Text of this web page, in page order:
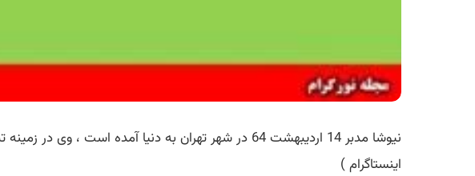
نیوشا مدبر 14 اردیبهشت 64 در شهر تهران به دنیا
اینستاگرام )